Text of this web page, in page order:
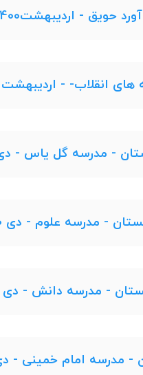
حویق - اردیبهشت1400
انقلاب- - اردیبهشت 1400
گل یاس - دی 1400-
علوم - دی 1400 - بجنورد
دانش - دی 1400- بندر گز
امام خمینی - دی 1400- خان